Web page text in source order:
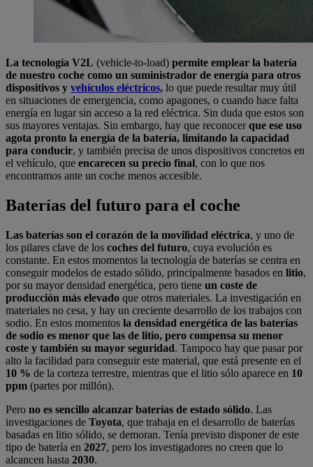
La tecnología V2L (vehicle-to-load) permite emplear la batería
de nuestro coche como un suministrador de energía para otros
dispositivos y vehículos eléctricos, lo que puede resultar muy útil
en situaciones de emergencia, como apagones, o cuando hace falta
energía en lugar sin acceso a la red eléctrica. Sin duda que estos son
sus mayores ventajas. Sin embargo, hay que reconocerque ese uso
agota pronto la energía de la batería, limitando la capacidad
para conducir, y también precisa de unos dispositivos concretos en
el vehículo, que encarecen su precio final, con lo que nos
encontramos ante un coche menos accesible.
Baterías del futuro para el coche
Las baterías son el corazón de la movilidad eléctrica, y uno de
los pilares clave de los coches del futuro, cuya evolución es
constante. En estos momentos la tecnología de baterías se centra en
conseguir modelos de estado sólido, principalmente basados en litio,
por su mayor densidad energética, pero tiene un coste de
producción más elevado que otros materiales. La investigación en
materiales no cesa, y hay un creciente desarrollo de los trabajos con
sodio. En estos momentos la densidad energética de las baterías
de sodio es menor que las de litio, pero compensa su menor
coste y también su mayor seguridad. Tampoco hay que pasar por
alto la facilidad para conseguir este material, que está presente en el
10 % de la corteza terrestre, mientras que el litio sólo aparece en 10
ppm (partes por millón).
Pero no es sencillo alcanzar baterías de estado sólido. Las
investigaciones de Toyota, que trabaja en el desarrollo de baterías
basadas en litio sólido, se demoran. Tenía previsto disponer de este
tipo de batería en 2027, pero los investigadores no creen que lo
alcancen hasta 2030.